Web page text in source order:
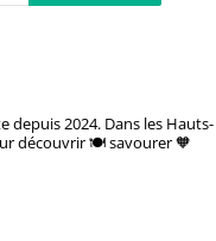
depuis 2024. Dans les Hauts-
découvrir 🍽️ savourer 🧡